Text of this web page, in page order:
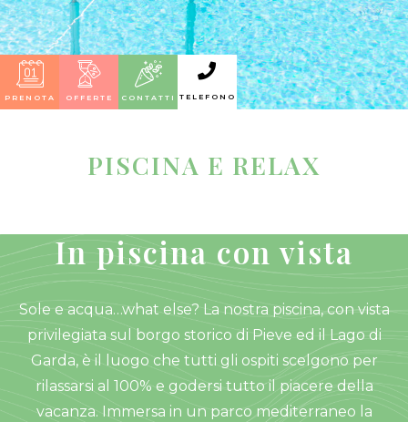
PRENOTA OFFERTE CONTATTI TELEFONO
PISCINA E RELAX
In piscina con vista
Sole e acqua…what else? La nostra piscina, con vista
privilegiata sul borgo storico di Pieve ed il Lago di
Garda, è il luogo che tutti gli ospiti scelgono per
rilassarsi al 100% e godersi tutto il piacere della
vacanza. Immersa in un parco mediterraneo la